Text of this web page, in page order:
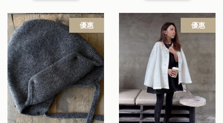
優惠 優惠